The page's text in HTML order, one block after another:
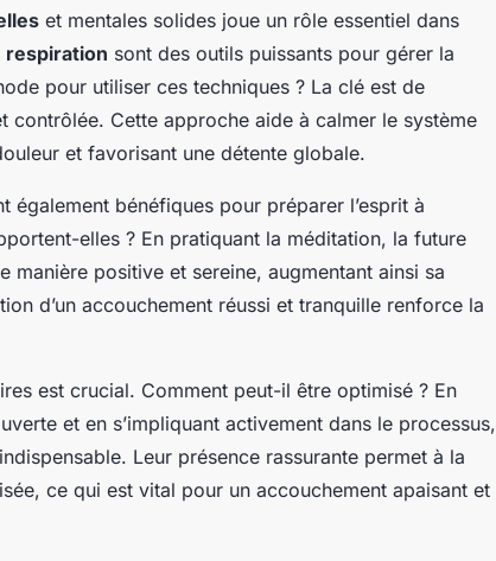
et mentales solides joue un rôle essentiel dans
respiration sont des outils puissants pour gérer la
pour utiliser ces techniques ? La clé est de
contrôlée. Cette approche aide à calmer le système
et favorisant une détente globale.
également bénéfiques pour préparer l’esprit à
elles ? En pratiquant la méditation, la future
manière positive et sereine, augmentant ainsi sa
d’un accouchement réussi et tranquille renforce la
est crucial. Comment peut-il être optimisé ? En
et en s’impliquant activement dans le processus,
Leur présence rassurante permet à la
ce qui est vital pour un accouchement apaisant et